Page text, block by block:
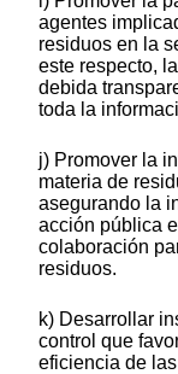
agentes
residuos en la
este respecto,
debida
toda la
j) Promover la
materia de
asegurando la
acción pública
colaboración
residuos.
k) Desarrollar
control que
eficiencia de